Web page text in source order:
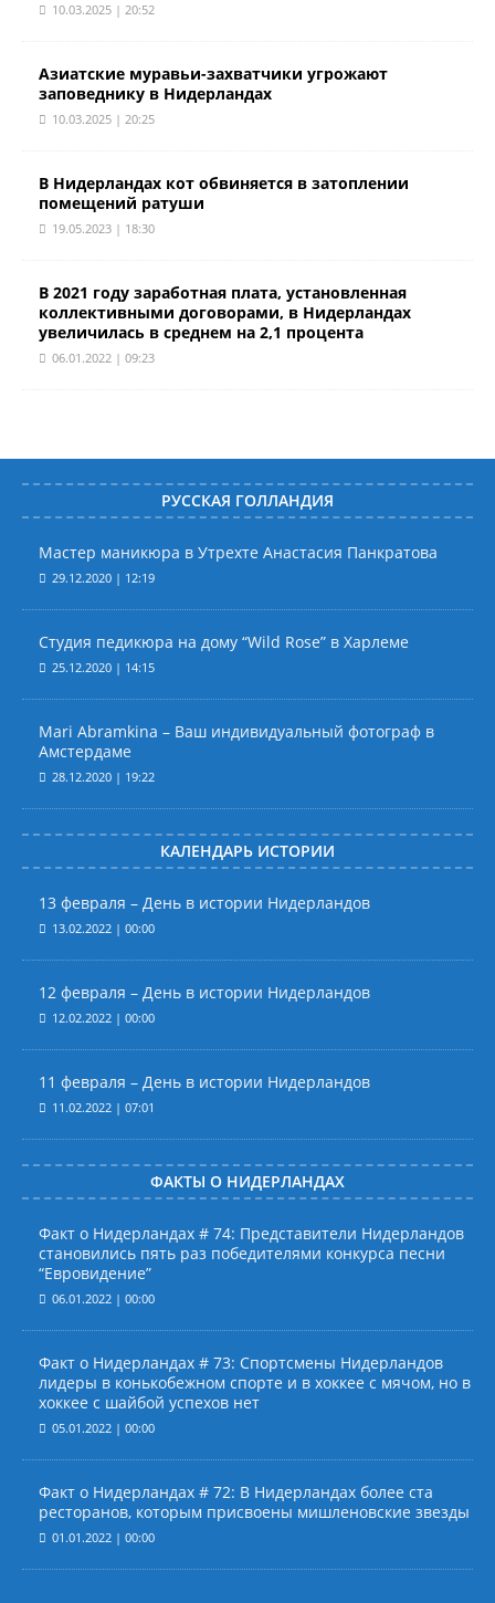
10.03.2025 | 20:52
Азиатские муравьи-захватчики угрожают
заповеднику в Нидерландах
10.03.2025 | 20:25
В Нидерландах кот обвиняется в затоплении
помещений ратуши
19.05.2023 | 18:30
В 2021 году заработная плата, установленная
коллективными договорами, в Нидерландах
увеличилась в среднем на 2,1 процента
06.01.2022 | 09:23
РУССКАЯ ГОЛЛАНДИЯ
Мастер маникюра в Утрехте Анастасия Панкратова
29.12.2020 | 12:19
Студия педикюра на дому “Wild Rose” в Харлеме
25.12.2020 | 14:15
Mari Abramkina – Ваш индивидуальный фотограф в
Амстердаме
28.12.2020 | 19:22
КАЛЕНДАРЬ ИСТОРИИ
13 февраля – День в истории Нидерландов
13.02.2022 | 00:00
12 февраля – День в истории Нидерландов
12.02.2022 | 00:00
11 февраля – День в истории Нидерландов
11.02.2022 | 07:01
ФАКТЫ О НИДЕРЛАНДАХ
Факт о Нидерландах # 74: Представители Нидерландов
становились пять раз победителями конкурса песни
“Евровидение”
06.01.2022 | 00:00
Факт о Нидерландах # 73: Спортсмены Нидерландов
лидеры в конькобежном спорте и в хоккее с мячом, но в
хоккее с шайбой успехов нет
05.01.2022 | 00:00
Факт о Нидерландах # 72: В Нидерландах более ста
ресторанов, которым присвоены мишленовские звезды
01.01.2022 | 00:00